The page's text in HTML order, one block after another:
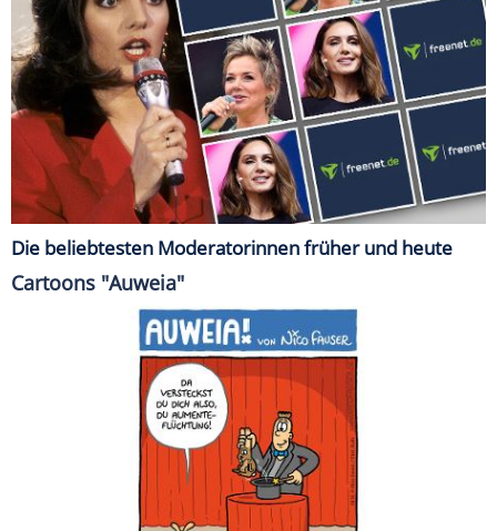
Die beliebtesten Moderatorinnen früher und heute
Cartoons "Auweia"